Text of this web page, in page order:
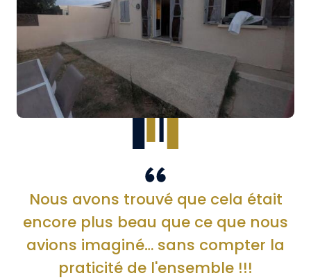
Nous avons trouvé que cela était
encore plus beau que ce que nous
avions imaginé… sans compter la
praticité de l'ensemble !!!